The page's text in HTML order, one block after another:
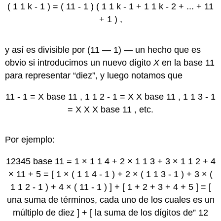
( 1 1 k - 1 ) = ( 11 - 1 ) ( 1 1 k - 1 + 1 1 k - 2 + ... + 11
+ 1 ) ,
y así es divisible por (11 — 1) — un hecho que es
obvio si introducimos un nuevo dígitoXen la base 11
para representar “diez”, y luego notamos que
11 - 1 = X base 11 , 1 1 2 - 1 = X X base 11 , 1 1 3 - 1
= X X X base 11 , etc.
Por ejemplo:
12345 base 11 = 1 × 1 1 4 + 2 × 1 1 3 + 3 × 1 1 2 + 4
× 11 + 5 = [ 1 × ( 1 1 4 - 1 ) + 2 × ( 1 1 3 - 1 ) + 3 × (
1 1 2 - 1 ) + 4 × ( 11 - 1 ) ] + [ 1 + 2 + 3 + 4 + 5 ] = [
una suma de términos, cada uno de los cuales es un
múltiplo de diez ] + [ la suma de los dígitos de” 12